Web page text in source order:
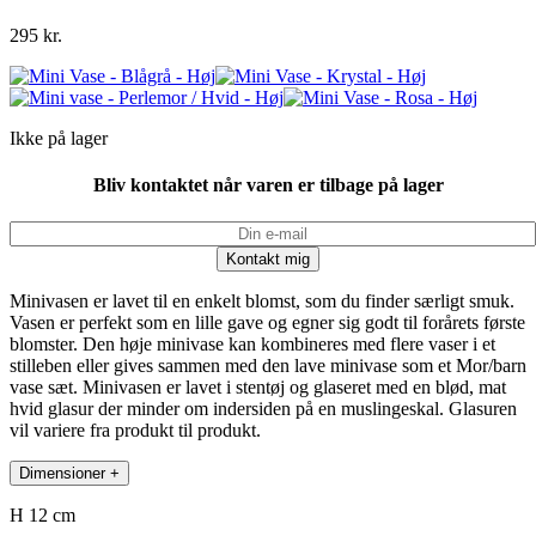
295 kr.
Ikke på lager
Bliv kontaktet når varen er tilbage på lager
Minivasen er lavet til en enkelt blomst, som du finder særligt smuk.
Vasen er perfekt som en lille gave og egner sig godt til forårets første
blomster. Den høje minivase kan kombineres med flere vaser i et
stilleben eller gives sammen med den lave minivase som et Mor/barn
vase sæt. Minivasen er lavet i stentøj og glaseret med en blød, mat
hvid glasur der minder om indersiden på en muslingeskal. Glasuren
vil variere fra produkt til produkt.
Dimensioner +
H 12 cm